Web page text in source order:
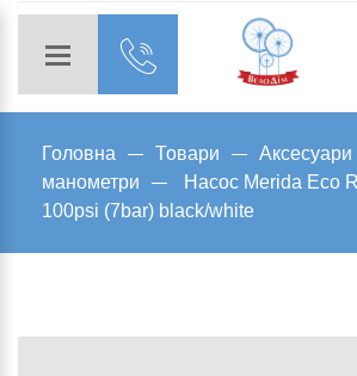
Головна Товари Аксесуари
манометри
Насос Merida Eco
100psi (7bar) black/white